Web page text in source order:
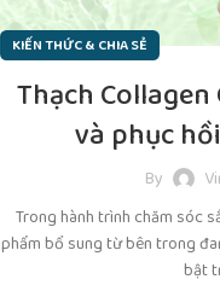
KIẾN THỨC & CHIA SẺ
Thạch
và phục
By
Trong hành trình chăm sóc
phẩm bổ sung từ bên trong
bật